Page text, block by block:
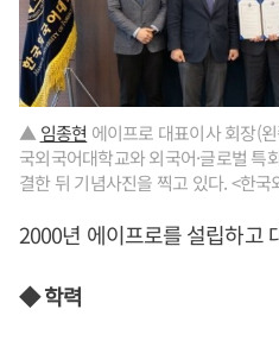
▲임종현 에이프로 대표이사 회장(
국외국어대학교와 외국어·글로벌 특
결한 뒤 기념사진을 찍고 있다. <한국
2000년 에이프로를 설립하고
◆ 학력